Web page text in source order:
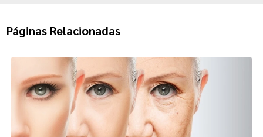
Páginas Relacionadas